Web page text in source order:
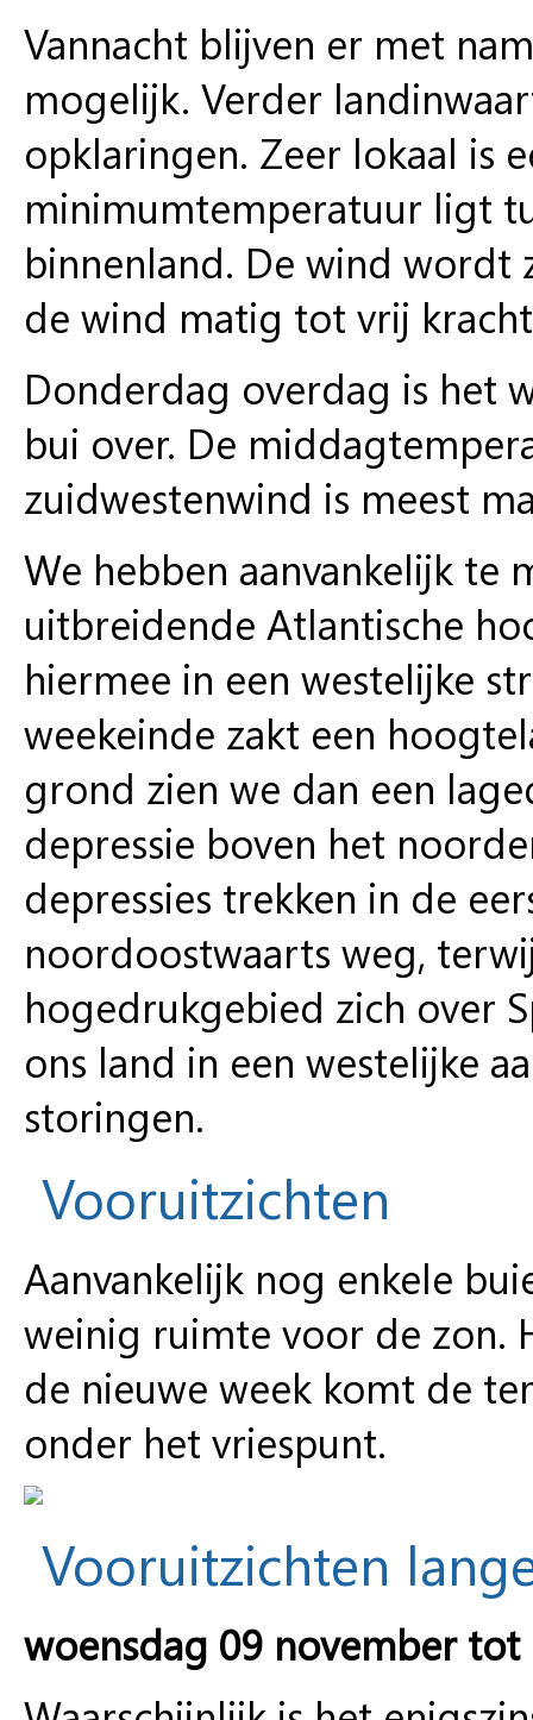
Vannacht blijven er met
mogelijk. Verder
opklaringen. Zeer lokaal is
minimumtemperatuur ligt
binnenland. De wind wordt
de wind matig tot vrij
Donderdag overdag is het
bui over. De
zuidwestenwind is meest
We hebben aanvankelijk te
uitbreidende Atlantische
hiermee in een westelijke
weekeinde zakt een
grond zien we dan een
depressie boven het
depressies trekken in de
noordoostwaarts weg,
hogedrukgebied zich over
ons land in een westelijke
storingen.
Vooruitzichten
Aanvankelijk nog enkele
weinig ruimte voor de zon.
de nieuwe week komt de
onder het vriespunt.
Vooruitzichten
woensdag 09 november